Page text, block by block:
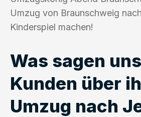
Umzug von Braunschweig
Kinderspiel machen!
Was sagen
Kunden über
Umzug nach